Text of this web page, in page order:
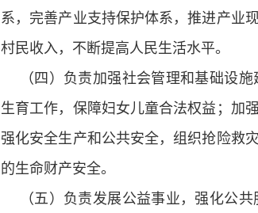
系，完善产业支持保护体系，推进产业
村民收入，不断提高人民生活水平。
（四）负责加强社会管理和基础设
生育工作，保障妇女儿童合法权益；加
强化安全生产和公共安全，组织抢险救
的生命财产安全。
（五）负责发展公益事业，强化公